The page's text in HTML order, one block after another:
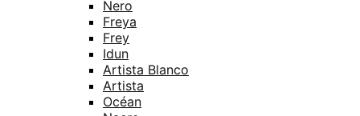
Nero
Freya
Frey
Idun
Artista Blanco
Artista
Océan